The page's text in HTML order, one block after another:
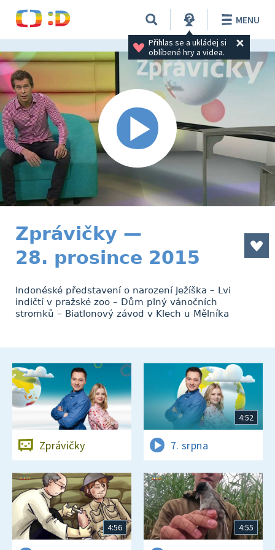
Přihlas se a ukládej si
oblíbené hry a videa.
MENU
Zprávičky —
28. prosince 2015
Indonéské představení o narození Ježíška – Lvi
indičtí v pražské zoo – Dům plný vánočních
stromků – Biatlonový závod v Klech u Mělníka
Zprávičky
4:52
7. srpna
4:56 4:55